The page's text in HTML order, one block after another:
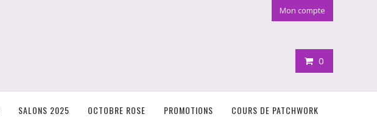
Mon compte
0
SALONS 2025 OCTOBRE ROSE PROMOTIONS COURS DE PATCHWORK